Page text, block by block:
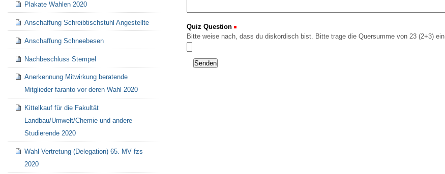
Quiz Question
Bitte weise nach, dass du diskordisch bist. Bitte trage die Quersumme von 23 (2+3) ein.
Plakate Wahlen 2020
Anschaffung Schreibtischstuhl Angestellte
Anschaffung Schneebesen
Nachbeschluss Stempel
Anerkennung Mitwirkung beratende
Mitglieder faranto vor deren Wahl 2020
Kittelkauf für die Fakultät
Landbau/Umwelt/Chemie und andere
Studierende 2020
Wahl Vertretung (Delegation) 65. MV fzs
2020